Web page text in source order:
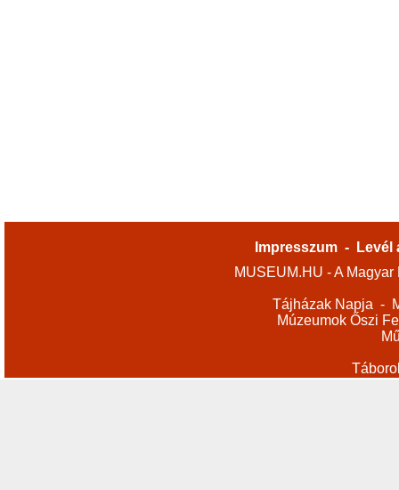
Impresszum -
Levél
MUSEUM.HU - A
Tájházak Napja -
Múzeumok Őszi